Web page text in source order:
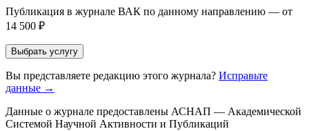
Публикация в журнале ВАК по данному направлению — от
14 500 ₽
Выбрать услугу
Вы представляете редакцию этого журнала? Исправьте
данные →
Данные о журнале предоставлены АСНАП — Академической
Системой Научной Активности и Публикаций